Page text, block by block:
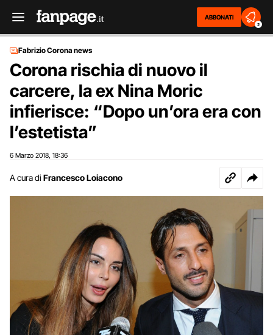
ABBONATI
2
Fabrizio Corona news
Corona rischia di nuovo il
carcere, la ex Nina Moric
infierisce: “Dopo un’ora era con
l’estetista”
6 Marzo 2018 18:36
A cura di Francesco Loiacono